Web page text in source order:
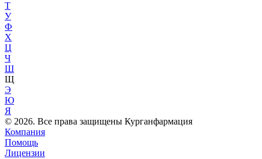
Т
У
Ф
Х
Ц
Ч
Ш
Щ
Э
Ю
Я
© 2026. Все права защищены Курганфармация
Компания
Помощь
Лицензии